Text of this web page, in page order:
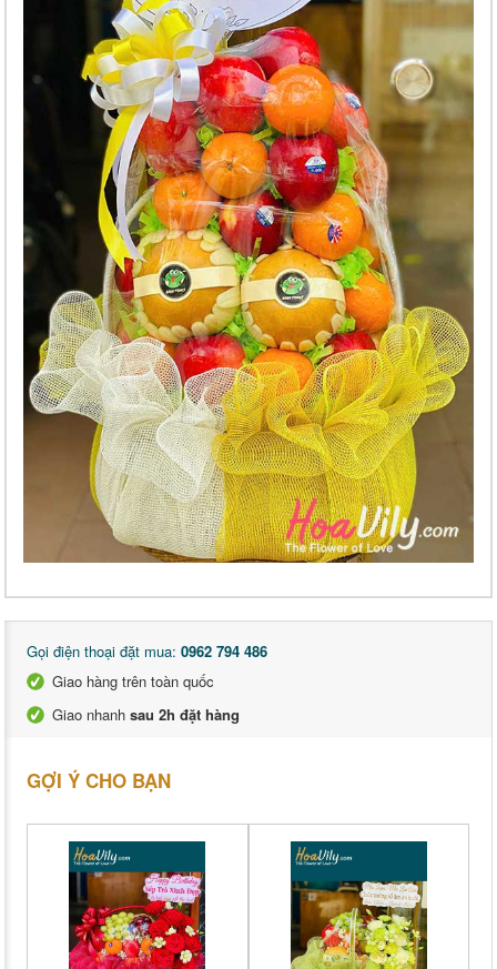
Gọi điện thoại đặt mua: 0962 794 486
Giao hàng trên toàn quốc
Giao nhanh sau 2h đặt hàng
GỢI Ý CHO BẠN